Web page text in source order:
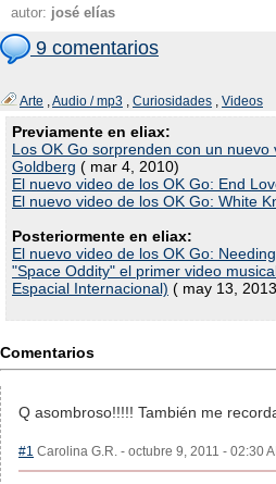
autor: josé elías
9 comentarios
Arte ,Audio / mp3 , Curiosidades , Videos
Previamente en eliax:
Los OK Go sorprenden con un nuevo
Goldberg ( mar 4, 2010)
El nuevo video de los OK Go: End
El nuevo video de los OK Go: White
Posteriormente en eliax:
El nuevo video de los OK Go:
"Space Oddity" el primer video
Espacial Internacional) ( may 13,
Comentarios
Q asombroso!!!!! También me
#1 Carolina G.R. - octubre 9, 2011 - 02:30